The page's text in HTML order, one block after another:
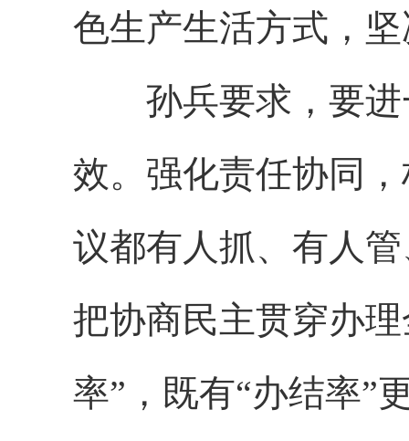
色生产生活方式，
孙兵要求，要进
效。强化责任协同
议都有人抓、有人
把协商民主贯穿办
率”，既有“办结率”